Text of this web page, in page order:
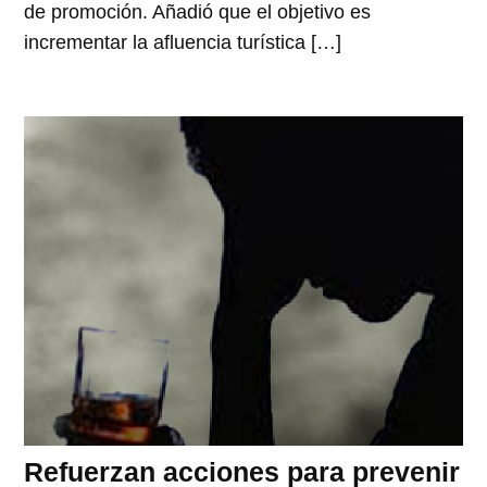
de promoción. Añadió que el objetivo es
incrementar la afluencia turística […]
Refuerzan acciones para prevenir